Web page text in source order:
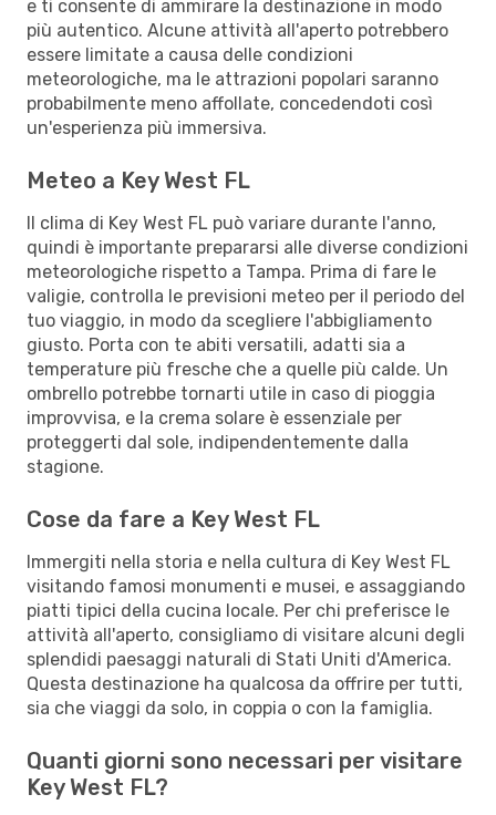
e ti consente di ammirare la destinazione in modo
più autentico. Alcune attività all'aperto potrebbero
essere limitate a causa delle condizioni
meteorologiche, ma le attrazioni popolari saranno
probabilmente meno affollate, concedendoti così
un'esperienza più immersiva.
Meteo a Key West FL
Il clima di Key West FL può variare durante l'anno,
quindi è importante prepararsi alle diverse condizioni
meteorologiche rispetto a Tampa. Prima di fare le
valigie, controlla le previsioni meteo per il periodo del
tuo viaggio, in modo da scegliere l'abbigliamento
giusto. Porta con te abiti versatili, adatti sia a
temperature più fresche che a quelle più calde. Un
ombrello potrebbe tornarti utile in caso di pioggia
improvvisa, e la crema solare è essenziale per
proteggerti dal sole, indipendentemente dalla
stagione.
Cose da fare a Key West FL
Immergiti nella storia e nella cultura di Key West FL
visitando famosi monumenti e musei, e assaggiando
piatti tipici della cucina locale. Per chi preferisce le
attività all'aperto, consigliamo di visitare alcuni degli
splendidi paesaggi naturali di Stati Uniti d'America.
Questa destinazione ha qualcosa da offrire per tutti,
sia che viaggi da solo, in coppia o con la famiglia.
Quanti giorni sono necessari per visitare
Key West FL?